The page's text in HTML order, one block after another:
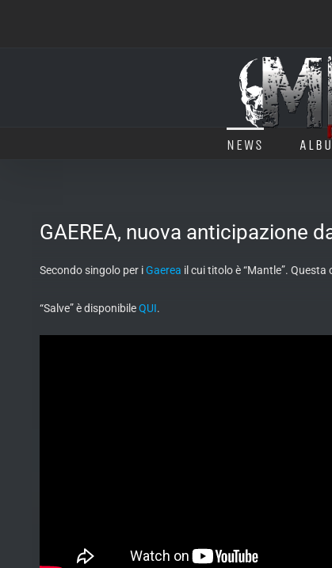
NEWS
GAEREA, nuova anticipazione
Secondo singolo per iGaerea il cui titolo è “Mantle”.
“Salve” è disponibileQUI.